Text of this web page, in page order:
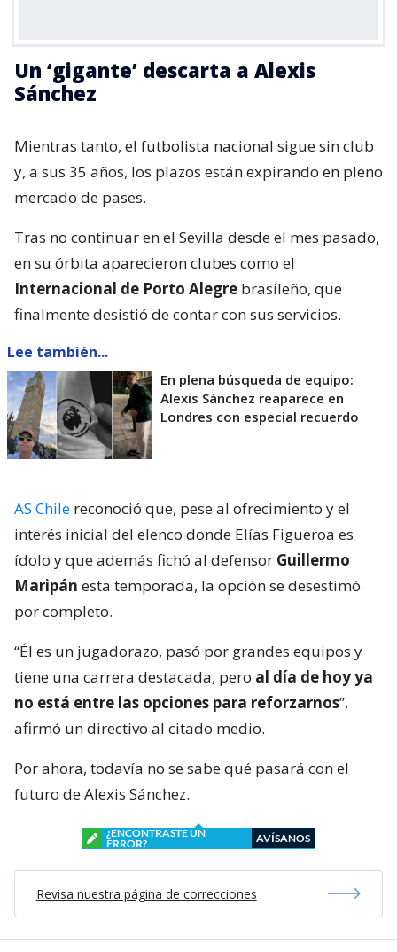
Un ‘gigante’ descarta a Alexis
Sánchez
Mientras tanto, el futbolista nacional sigue sin club
y, a sus 35 años, los plazos están expirando en pleno
mercado de pases.
Tras no continuar en el Sevilla desde el mes pasado,
en su órbita aparecieron clubes como el
Internacional de Porto Alegre brasileño, que
finalmente desistió de contar con sus servicios.
Lee también...
En plena búsqueda de equipo:
Alexis Sánchez reaparece en
Londres con especial recuerdo
AS Chile reconoció que, pese al ofrecimiento y el
interés inicial del elenco donde Elías Figueroa es
ídolo y que además fichó al defensor Guillermo
Maripán esta temporada, la opción se desestimó
por completo.
“Él es un jugadorazo, pasó por grandes equipos y
tiene una carrera destacada, pero al día de hoy ya
no está entre las opciones para reforzarnos”,
afirmó un directivo al citado medio.
Por ahora, todavía no se sabe qué pasará con el
futuro de Alexis Sánchez.
¿ENCONTRASTE UN
ERROR?
AVÍSANOS
Revisa nuestra página de correcciones